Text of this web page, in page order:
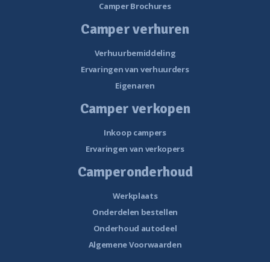
Camper Brochures
Camper verhuren
Verhuurbemiddeling
Ervaringen van verhuurders
Eigenaren
Camper verkopen
Inkoop campers
Ervaringen van verkopers
Camperonderhoud
Werkplaats
Onderdelen bestellen
Onderhoud autodeel
Algemene Voorwaarden